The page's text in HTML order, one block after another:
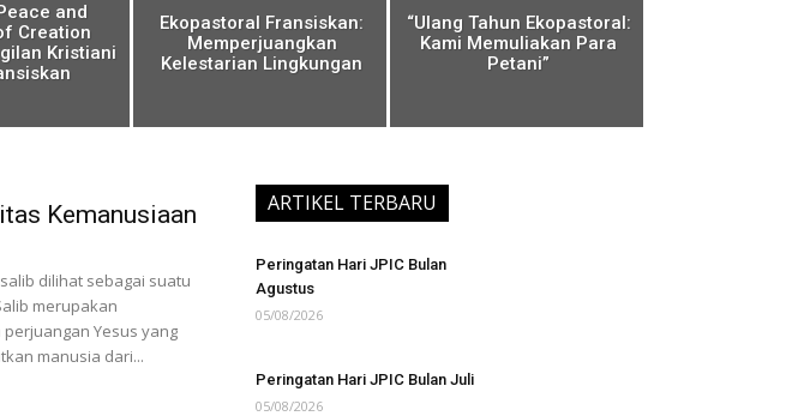
and
Creation
Kristiani
Ekopastoral Fransiskan:
Memperjuangkan
Kelestarian Lingkungan
“Ulang Tahun Ekopastoral:
Kami Memuliakan Para
Petani”
Kemanusiaan
dilihat sebagai suatu
merupakan
Yesus yang
manusia dari...
ARTIKEL TERBARU
Peringatan Hari JPIC Bulan
Agustus
05/08/2026
Peringatan Hari JPIC Bulan Juli
05/08/2026